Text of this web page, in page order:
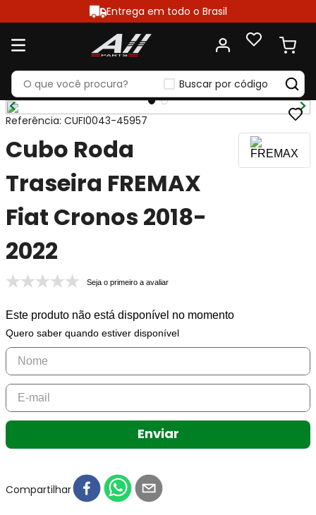
Entrega em todo o Brasil
Buscar por código
Referência: CUFI0043-45957
Cubo Roda
Traseira FREMAX
Fiat Cronos 2018-
2022
Seja o primeiro a avaliar
Este produto não está disponível no momento
Quero saber quando estiver disponível
Enviar
Compartilhar